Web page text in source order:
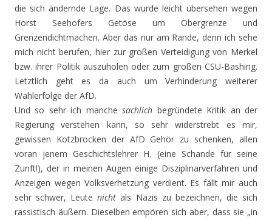
die sich ändernde Lage. Das wurde leicht übersehen wegen
Horst Seehofers Getöse um Obergrenze und
Grenzendichtmachen. Aber das nur am Rande, denn ich sehe
mich nicht berufen, hier zur großen Verteidigung von Merkel
bzw. ihrer Politik auszuholen oder zum großen CSU-Bashing.
Letztlich geht es da auch um Verhinderung weiterer
Wahlerfolge der AfD.
Und so sehr ich manchesachlich begründete Kritik an der
Regierung verstehen kann, so sehr widerstrebt es mir,
gewissen Kotzbrocken der AfD Gehör zu schenken, allen
voran jenem Geschichtslehrer H. (eine Schande für seine
Zunft!), der in meinen Augen einige Disziplinarverfahren und
Anzeigen wegen Volksverhetzung verdient. Es fällt mir auch
sehr schwer, Leutenicht als Nazis zu bezeichnen, die sich
rassistisch äußern. Dieselben empören sich aber, dass sie „in